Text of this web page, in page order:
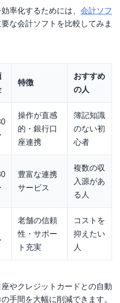
率化するためには、 会計ソフ
な会計ソフトを比較してみま
特徴
おすすめ
の人
操作が直感
的・銀行口
座連携
簿記知識
のない初
心者
豊富な連携
サービス
複数の収
入源があ
る人
老舗の信頼
性・サポー
ト充実
コストを
抑えたい
人
やクレジットカードとの自動
手間を大幅に削減できます。